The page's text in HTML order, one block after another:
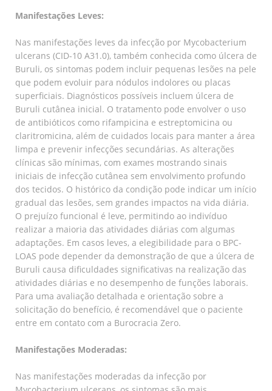
Manifestações Leves:
Nas manifestações leves da infecção por Mycobacterium
ulcerans (CID-10 A31.0), também conhecida como úlcera de
Buruli, os sintomas podem incluir pequenas lesões na pele
que podem evoluir para nódulos indolores ou placas
superficiais. Diagnósticos possíveis incluem úlcera de
Buruli cutânea inicial. O tratamento pode envolver o uso
de antibióticos como rifampicina e estreptomicina ou
claritromicina, além de cuidados locais para manter a área
limpa e prevenir infecções secundárias. As alterações
clínicas são mínimas, com exames mostrando sinais
iniciais de infecção cutânea sem envolvimento profundo
dos tecidos. O histórico da condição pode indicar um início
gradual das lesões, sem grandes impactos na vida diária.
O prejuízo funcional é leve, permitindo ao indivíduo
realizar a maioria das atividades diárias com algumas
adaptações. Em casos leves, a elegibilidade para o BPC-
LOAS pode depender da demonstração de que a úlcera de
Buruli causa dificuldades significativas na realização das
atividades diárias e no desempenho de funções laborais.
Para uma avaliação detalhada e orientação sobre a
solicitação do benefício, é recomendável que o paciente
entre em contato com a Burocracia Zero.
Manifestações Moderadas:
Nas manifestações moderadas da infecção por